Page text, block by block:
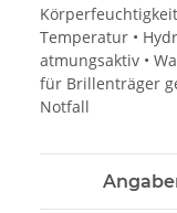
Temperatur •
atmungsaktiv •
für Brillenträger
Notfall